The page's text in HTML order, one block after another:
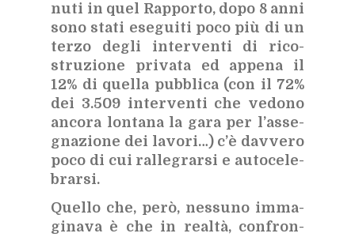
nu­ti in quel Rap­por­to, dopo 8 anni
sono sta­ti ese­gui­ti poco più di un
ter­zo de­gli in­ter­ven­ti di ri­co­
stru­zio­ne pri­va­ta ed ap­pe­na il
12% di quel­la pub­bli­ca (con il 72%
dei 3.509 in­ter­ven­ti che ve­do­no
an­co­ra lon­ta­na la gara per l’as­se­
gna­zio­ne dei la­vo­ri…) c’è dav­ve­ro
poco di cui ral­le­grar­si e au­to­ce­le­
brar­si.
Quel­lo che, però, nes­su­no im­ma­
gi­na­va è che in real­tà, con­fron­